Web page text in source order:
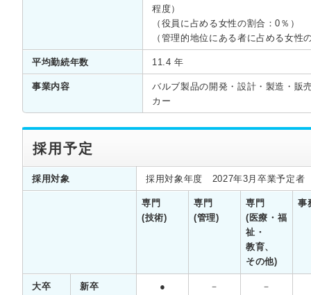
程度）
（役員に占める女性の割合：0％）
（管理的地位にある者に占める女性
平均勤続年数 11.4 年
事業内容
バルブ製品の開発・設計・製造・販
カー
採用予定
採用対象 採用対象年度 2027年3月卒業予定者
専門
(技術)
専門
(管理)
専門
(医療・福
祉・
教育、
その他)
事
大卒
新卒 ● － －